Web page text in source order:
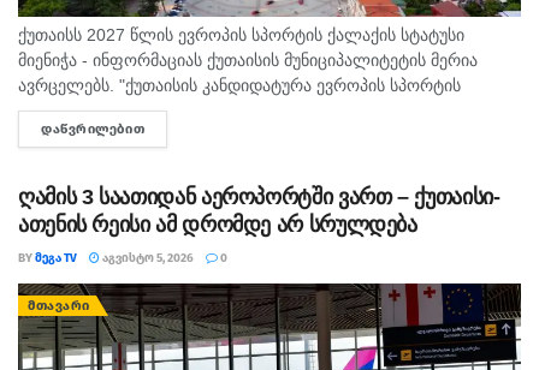
ქუთაისს 2027 წლის ევროპის სპორტის ქალაქის სტატუსი
მიენიჭა - ინფორმაციას ქუთაისის მუნიციპალიტეტის მერია
ავრცელებს. "ქუთაისის კანდიდატურა ევროპის სპორტის
დედაქალაქებისა და ქალაქების ფედერაციაში ( ACES )
„ევროპის სპორტის ქალაქი 2027“-ის სტატუსის...
ᲓᲐᲬᲕᲠᲘᲚᲔᲑᲘᲗ
ღამის 3 საათიდან აეროპორტში ვართ – ქუთაისი-
ათენის რეისი ამ დრომდე არ სრულდება
BYᲛᲔᲒᲐ TV ᲐᲒᲕᲘᲡᲢᲝ 5, 2026 0
ᲛᲗᲐᲕᲐᲠᲘ